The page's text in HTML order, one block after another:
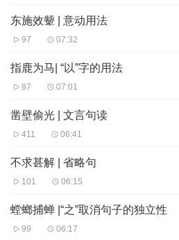
东施效颦 | 意动用法
97 07:32
指鹿为马| “以”字的用法
87 07:01
凿壁偷光 | 文言句读
411 06:41
不求甚解 | 省略句
101 06:15
螳螂捕蝉 |“之”取消句子的独立性
99 06:17